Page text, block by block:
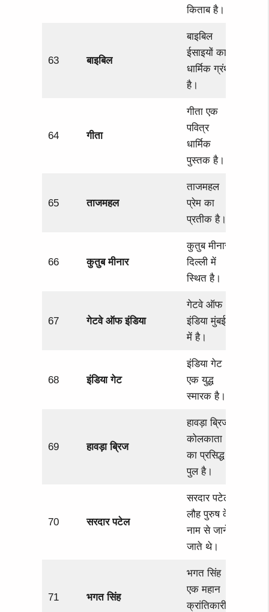
किताब है।
63 बाइबिल
बाइबिल
ईसाइयों का
धार्मिक ग्रंथ
है।
64 गीता
गीता एक
पवित्र
धार्मिक
पुस्तक है।
65 ताजमहल
ताजमहल
प्रेम का
प्रतीक है।
66 कुतुब मीनार
कुतुब मीनार
दिल्ली में
स्थित है।
67 गेटवे ऑफ इंडिया
गेटवे ऑफ
इंडिया मुंबई
में है।
68 इंडिया गेट
इंडिया गेट
एक युद्ध
स्मारक है।
69 हावड़ा ब्रिज
हावड़ा ब्रिज
कोलकाता
का प्रसिद्ध
पुल है।
70 सरदार पटेल
सरदार पटेल
लौह पुरुष के
नाम से जाने
जाते थे।
71 भगत सिंह
भगत सिंह
एक महान
क्रांतिकारी